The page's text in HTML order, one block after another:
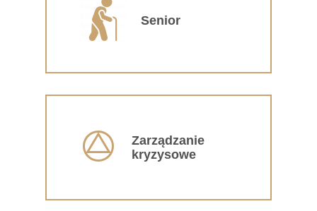
Senior
Zarządzanie
kryzysowe